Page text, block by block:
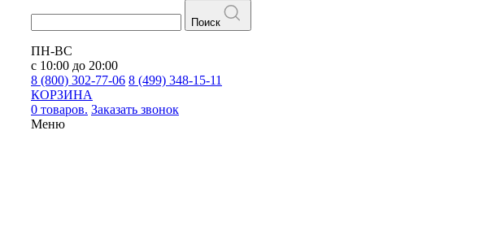
Поиск
ПН-ВС
с 10:00 до 20:00
8 (800) 302-77-06 8 (499) 348-15-11
КОРЗИНА
0 товаров. Заказать звонок
Меню